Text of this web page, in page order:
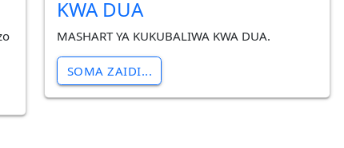
KWA DUA
MASHART YA KUKUBALIWA KWA DUA.
SOMA ZAIDI...